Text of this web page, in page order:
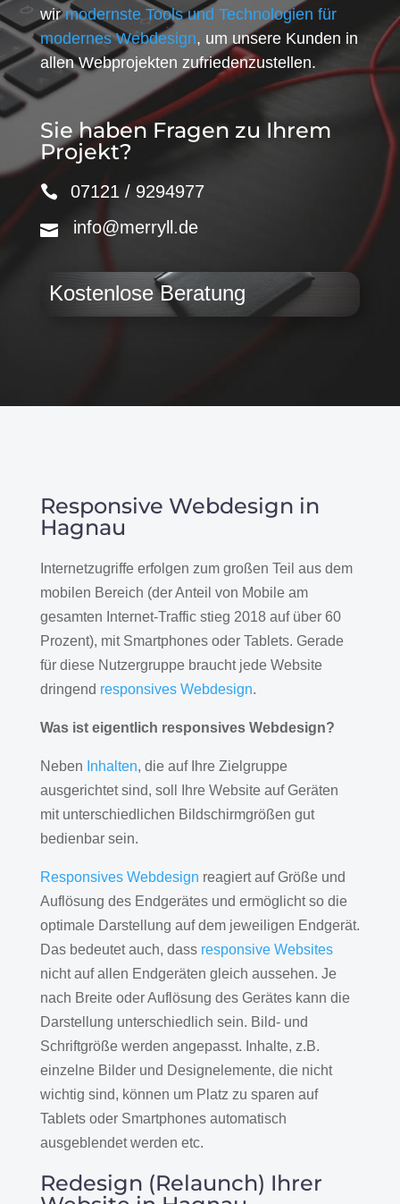
wirmodernste Tools und Technologien für
modernes Webdesign, um unsere Kunden in
allen Webprojekten zufriedenzustellen.
Sie haben Fragen zu Ihrem
Projekt?
07121 / 9294977
info@merryll.de
Kostenlose Beratung
Responsive Webdesign in
Hagnau
Internetzugriffe erfolgen zum großen Teil aus dem
mobilen Bereich (der Anteil von Mobile am
gesamten Internet-Traffic stieg 2018 auf über 60
Prozent), mit Smartphones oder Tablets. Gerade
für diese Nutzergruppe braucht jede Website
dringend responsives Webdesign.
Was ist eigentlich responsives Webdesign?
Neben Inhalten, die auf Ihre Zielgruppe
ausgerichtet sind, soll Ihre Website auf Geräten
mit unterschiedlichen Bildschirmgrößen gut
bedienbar sein.
Responsives Webdesign reagiert auf Größe und
Auflösung des Endgerätes und ermöglicht so die
optimale Darstellung auf dem jeweiligen Endgerät.
Das bedeutet auch, dass responsive Websites
nicht auf allen Endgeräten gleich aussehen. Je
nach Breite oder Auflösung des Gerätes kann die
Darstellung unterschiedlich sein. Bild- und
Schriftgröße werden angepasst. Inhalte, z.B.
einzelne Bilder und Designelemente, die nicht
wichtig sind, können um Platz zu sparen auf
Tablets oder Smartphones automatisch
ausgeblendet werden etc.
Redesign (Relaunch) Ihrer